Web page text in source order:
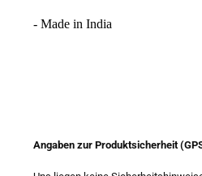
- Made in India
Angaben zur Produktsicherheit